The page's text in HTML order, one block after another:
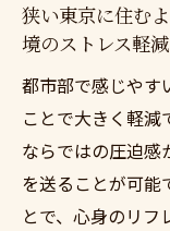
狭い東
もうを
狭い東
もうの
狭い東
もうで
狭い東京に住む
境のストレス軽減
都市部で感じやす
ことで大きく軽減
ならではの圧迫感
を送ることが可能
とで、心身のリフ